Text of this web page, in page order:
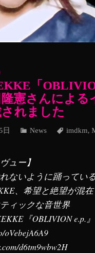
「
憲さんによる
れました
日 News imdkm,
ュー】
れないように踊ってい
、希望と絶望が混
ィックな音世界
『OBLIVION e.p.
oVebejA6A9
d6tm9wbw2H